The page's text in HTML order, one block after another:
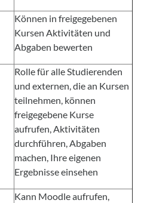
Können in freigegebenen
Kursen Aktivitäten und
Abgaben bewerten
Rolle für alle Studierenden
und externen, die an Kursen
teilnehmen, können
freigegebene Kurse
aufrufen, Aktivitäten
durchführen, Abgaben
machen, Ihre eigenen
Ergebnisse einsehen
Kann Moodle aufrufen,